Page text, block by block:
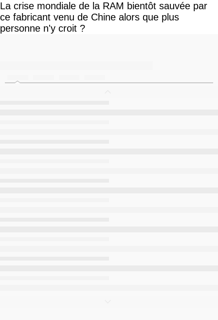
La crise mondiale de la RAM bientôt sauvée par
ce fabricant venu de Chine alors que plus
personne n'y croit ?